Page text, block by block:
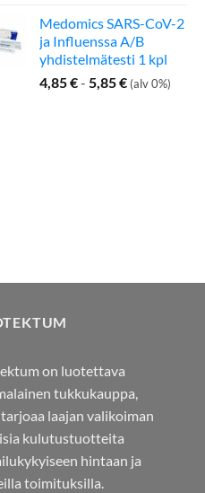
Medomics SARS-CoV-2
ja Influenssa A/B
yhdistelmätesti 1 kpl
4,85€- 5,85€ (alv 0%)
on luotettava
tukkukauppa,
laajan valikoiman
kulutustuotteita
hintaan ja
toimituksilla.